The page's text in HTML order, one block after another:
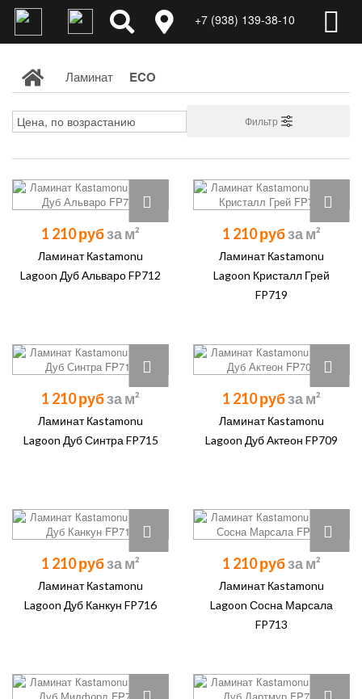
+7 (938) 139-38-10
Ламинат ECO
Фильтр
1 210 руб
Ламинат Кastamonu
Lagoon Дуб Альваро FP712
1 210 руб
Ламинат Кastamonu
Lagoon Кристалл Грей
FP719
1 210 руб
Ламинат Кastamonu
Lagoon Дуб Синтра FP715
1 210 руб
Ламинат Кastamonu
Lagoon Дуб Актеон FP709
1 210 руб
Ламинат Кastamonu
Lagoon Дуб Канкун FP716
1 210 руб
Ламинат Кastamonu
Lagoon Сосна Марсала
FP713